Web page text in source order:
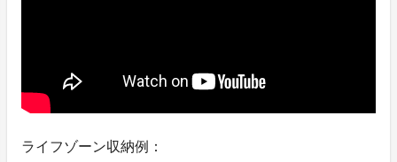
ライフゾーン収納例：